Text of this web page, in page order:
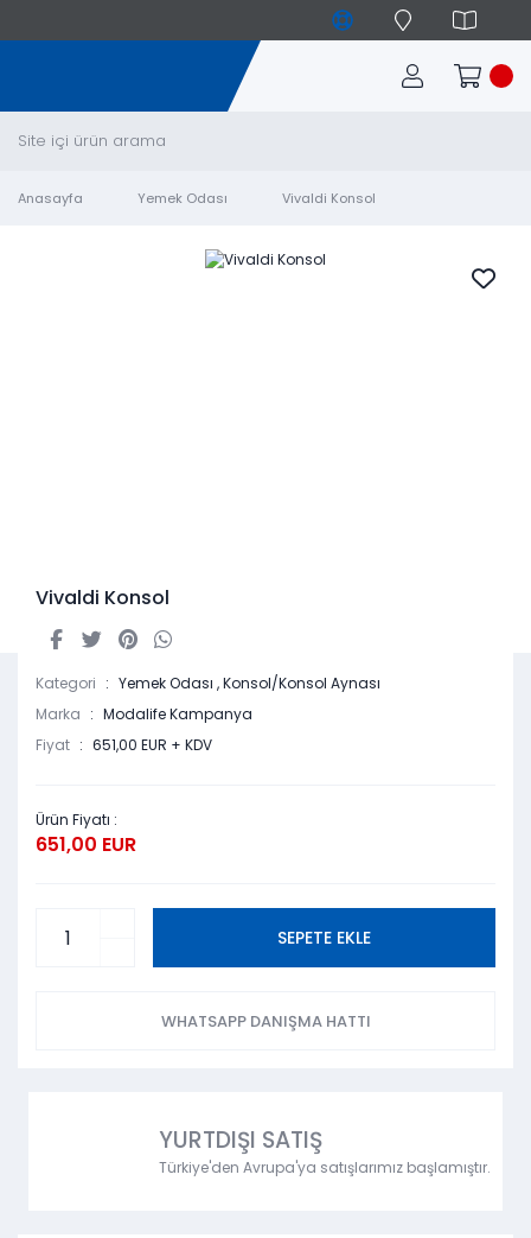
Anasayfa Yemek Odası Vivaldi Konsol
Vivaldi Konsol
Kategori Yemek Odası ,Konsol/Konsol Aynası
Marka
Modalife Kampanya
Fiyat
651,00 EUR + KDV
Ürün Fiyatı :
651,00 EUR
SEPETE EKLE
WHATSAPP DANIŞMA HATTI
YURTDIŞI SATIŞ
Türkiye'den Avrupa'ya satışlarımız başlamıştır.